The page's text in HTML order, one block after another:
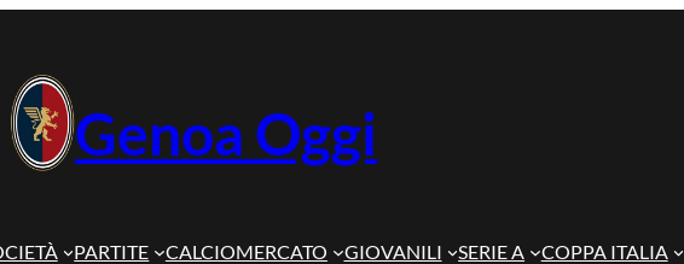
Genoa Oggi
PARTITE CALCIOMERCATO GIOVANILI SERIE A COPPA ITALIA